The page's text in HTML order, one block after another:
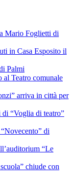
Mario Foglietti di
in Casa Esposito il
Palmi
Teatro comunale
arriva in città per
“Voglia di teatro”
di
“Le
chiude con